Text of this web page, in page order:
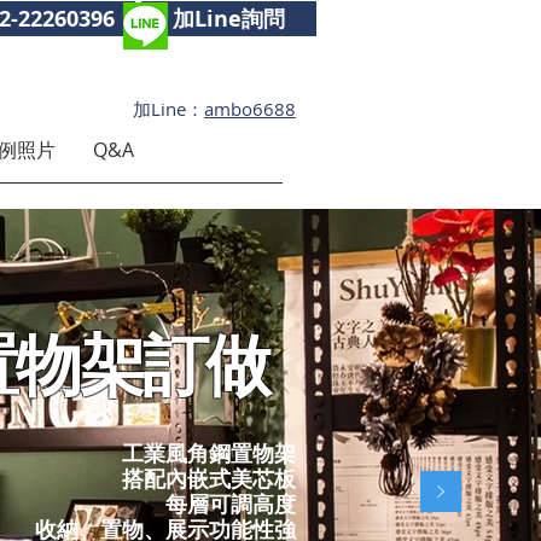
22260396 加Line詢問
照片 Q&A
加Line： ambo6688
架訂做
工業風角鋼置物架​
搭配內嵌式美芯板
每層可調高度
收納、置物、展示功能性強